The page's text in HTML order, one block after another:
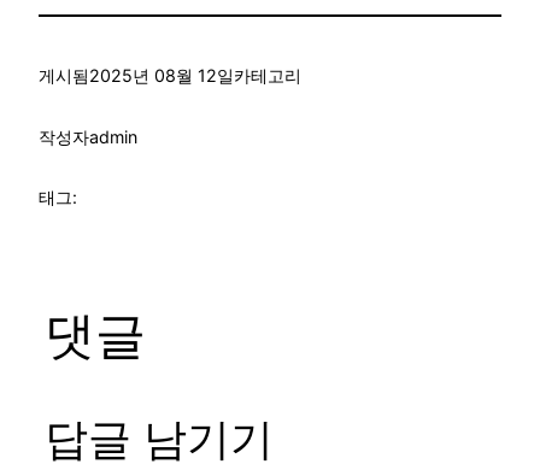
게시됨2025년 08월 12일카테고리
작성자admin
태그:
댓글
답글 남기기